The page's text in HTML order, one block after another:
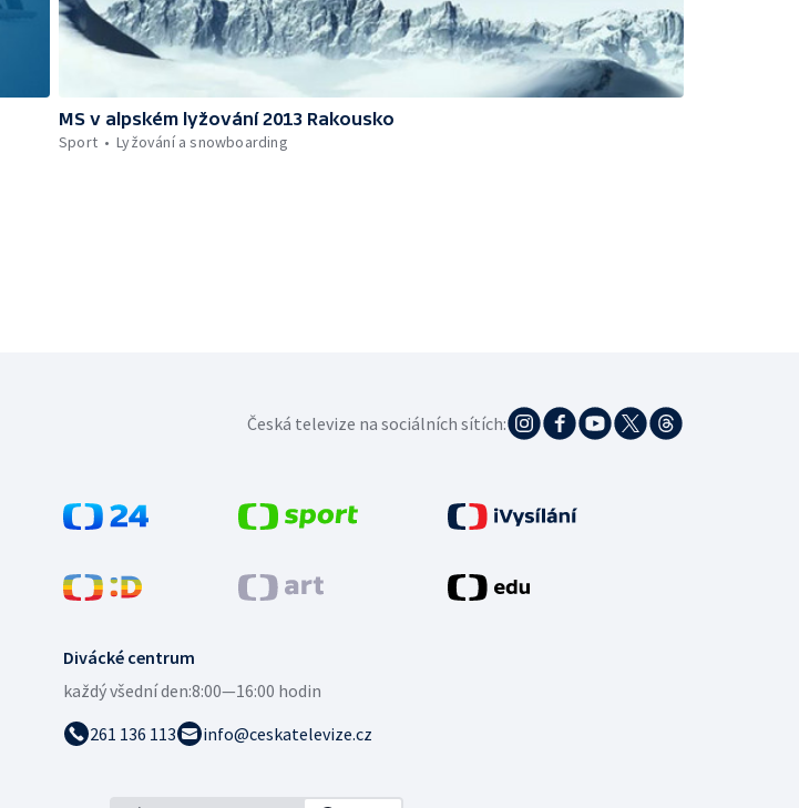
MS v alpském lyžování 2013 Rakousko
Sport
Lyžování a snowboarding
Divácké centrum
každý všední den:8:00—16:00 hodin
261 136 113
info@ceskatelevize.cz
Česká televize na sociálních sítích: